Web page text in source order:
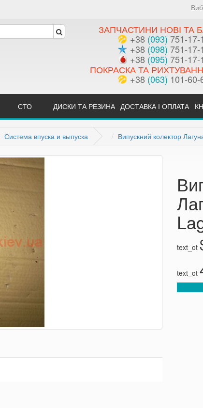
ЗАПЧАСТИНИ НОВІ ТА
+38 (093) 751-17-
+38 (098) 751-17-
+38 (095) 751-17-
ПОКРАСКА ТА
+38 (063) 101-60-
СТО ДИСКИ ТА РЕЗИНА ДОСТАВКА І ОПЛАТА
Система впуска и выпуска Випускний колектор
text_ot
text_ot